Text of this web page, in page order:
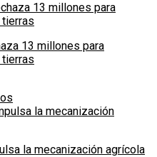
13 millones para
la mecanización agrícola